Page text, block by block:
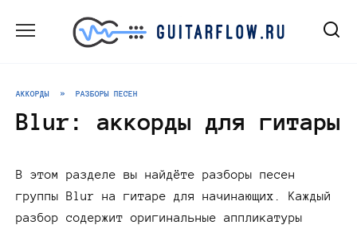
АККОРДЫ » РАЗБОРЫ ПЕСЕН
Blur: аккорды для гитары
В этом разделе вы найдёте разборы песен
группы Blur на гитаре для начинающих. Каждый
разбор содержит оригинальные аппликатуры